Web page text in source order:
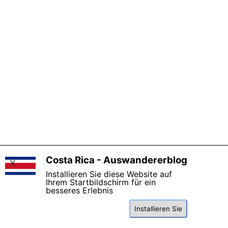
Costa Rica - Auswandererblog
Installieren Sie diese Website auf
Ihrem Startbildschirm für ein
besseres Erlebnis
Installieren Sie
X
Um unsere Webseite für Sie optimal zu gestalten, verwenden wir Cookies. Durch die weiter
lesen Sie hier
Einverstanden